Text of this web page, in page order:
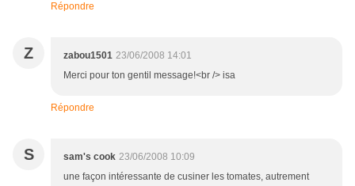
Répondre
Z zabou1501 23/06/2008 14:01
Merci pour ton gentil message!<br /> isa
Répondre
S sam's cook 23/06/2008 10:09
une façon intéressante de cusiner les tomates, autrement